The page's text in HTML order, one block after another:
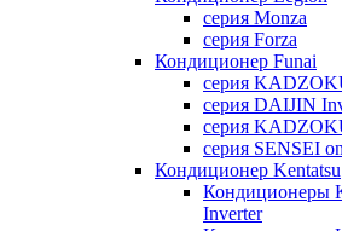
серия Monza
серия Forza
Кондиционер Funai
серия
серия DAIJIN
серия
серия SENSEI
Кондиционер Kentatsu
Кондиционеры
Inverter